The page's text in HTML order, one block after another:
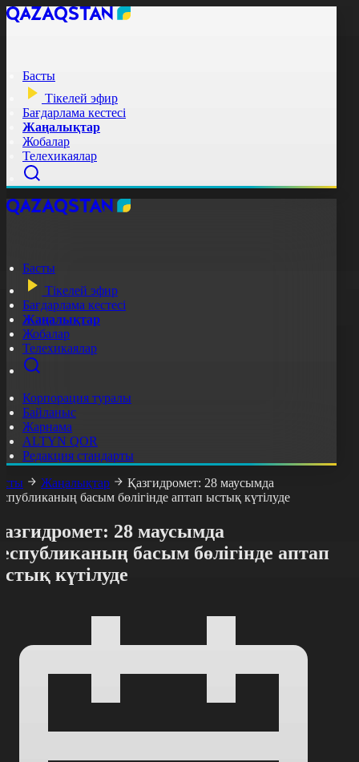
Басты
Тікелей эфир
Бағдарлама кестесі
Жаңалықтар
Жобалар
Телехикаялар
Басты
Тікелей эфир
Бағдарлама кестесі
Жаңалықтар
Жобалар
Телехикаялар
Корпорация туралы
Байланыс
Жарнама
ALTYN QOR
Редакция стандарты
Жаңалықтар
Қазгидромет: 28 маусымда
басым бөлігінде аптап ыстық күтілуде
28 маусымда
басым бөлігінде аптап
күтілуде